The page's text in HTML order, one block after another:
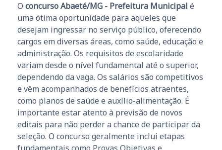
O concurso Abaeté/MG - Prefeitura Municipal é
uma ótima oportunidade para aqueles que
desejam ingressar no serviço público, oferecendo
cargos em diversas áreas, como saúde, educação e
administração. Os requisitos de escolaridade
variam desde o nível fundamental até o superior,
dependendo da vaga. Os salários são competitivos
e vêm acompanhados de benefícios atraentes,
como planos de saúde e auxílio-alimentação. É
importante estar atento à previsão de novos
editais para não perder a chance de participar da
seleção. O concurso geralmente inclui etapas